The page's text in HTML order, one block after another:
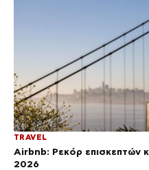
TRAVEL
Airbnb: Ρεκόρ επισκεπτών
2026